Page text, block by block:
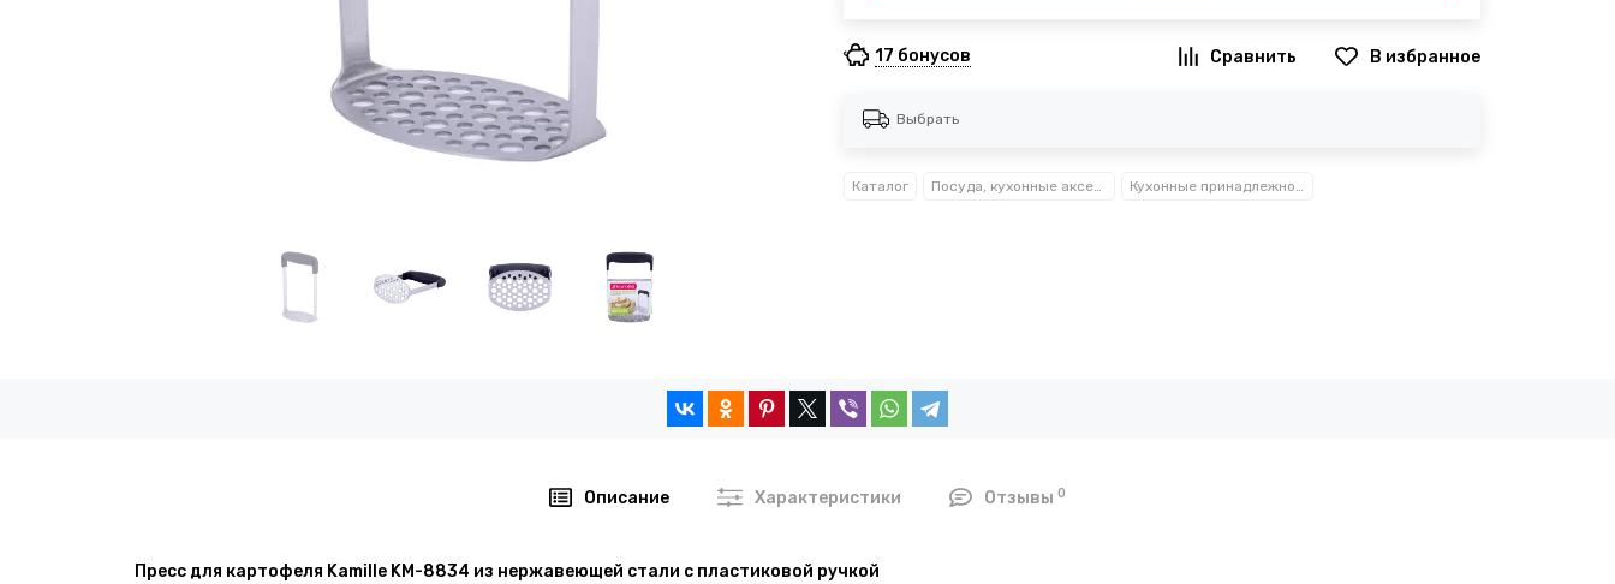
17 бонусов В избранное
Выбрать
Каталог Посуда, кухонные аксессуары и принадлежности TM Kamille TM Ofenbach Кухонные принадлежности из нержавеющей стали Kamille™
Описание Характеристики Отзывы 0
Пресс для картофеля Kamille KM-8834 из нержавеющей стали с пластиковой ручкой